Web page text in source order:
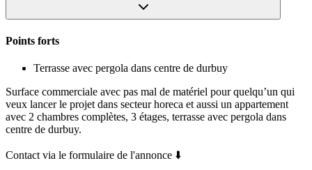
Points forts
Terrasse avec pergola dans centre de durbuy
Surface commerciale avec pas mal de matériel pour quelqu’un qui
veux lancer le projet dans secteur horeca et aussi un appartement
avec 2 chambres complètes, 3 étages, terrasse avec pergola dans
centre de durbuy.
Contact via le formulaire de l'annonce ⬇️